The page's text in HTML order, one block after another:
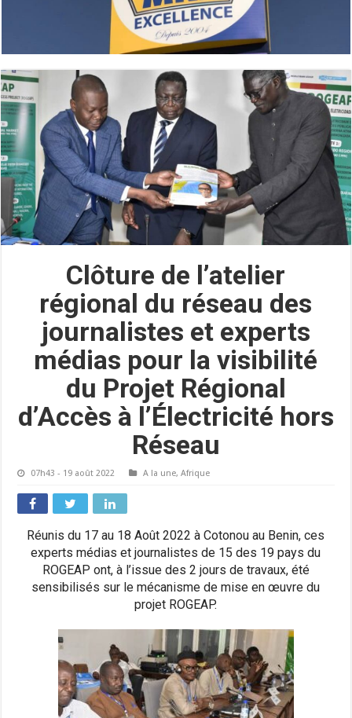
Clôture de l’atelier
régional du réseau des
journalistes et experts
médias pour la visibilité
du Projet Régional
d’Accès à l’Électricité hors
Réseau
07h43 - 19 août 2022 A la une,Afrique
Réunis du 17 au 18 Août 2022 à Cotonou au Benin, ces
experts médias et journalistes de 15 des 19 pays du
ROGEAP ont, à l’issue des 2 jours de travaux, été
sensibilisés sur le mécanisme de mise en œuvre du
projet ROGEAP.